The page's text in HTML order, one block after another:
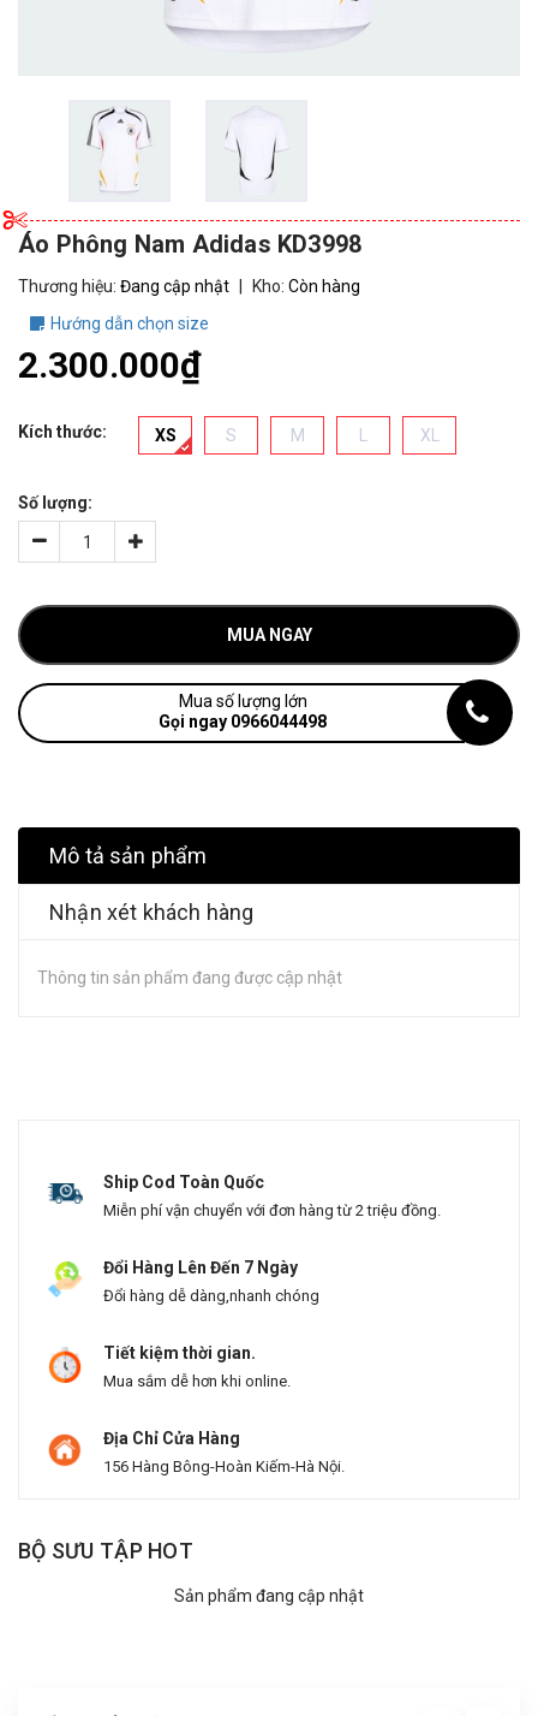
Áo Phông Nam Adidas KD3998
Thương hiệu: Đang cập nhật Kho: Còn hàng
Hướng dẫn chọn size
2.300.000₫
Kích thước: XS S M XL
Số lượng:
MUA NGAY
Mua số lượng lớn
Gọi ngay 0966044498
Mô tả sản phẩm
Nhận xét khách hàng
Thông tin sản phẩm đang được cập nhật
Ship Cod Toàn Quốc
Miễn phí vận chuyển với đơn hàng từ 2 triệu đồng.
Đổi Hàng Lên Đến 7 Ngày
Đổi hàng dễ dàng,nhanh chóng
Tiết kiệm thời gian.
Mua sắm dễ hơn khi online.
Địa Chỉ Cửa Hàng
156 Hàng Bông-Hoàn Kiếm-Hà Nội.
BỘ SƯU TẬP HOT
Sản phẩm đang cập nhật